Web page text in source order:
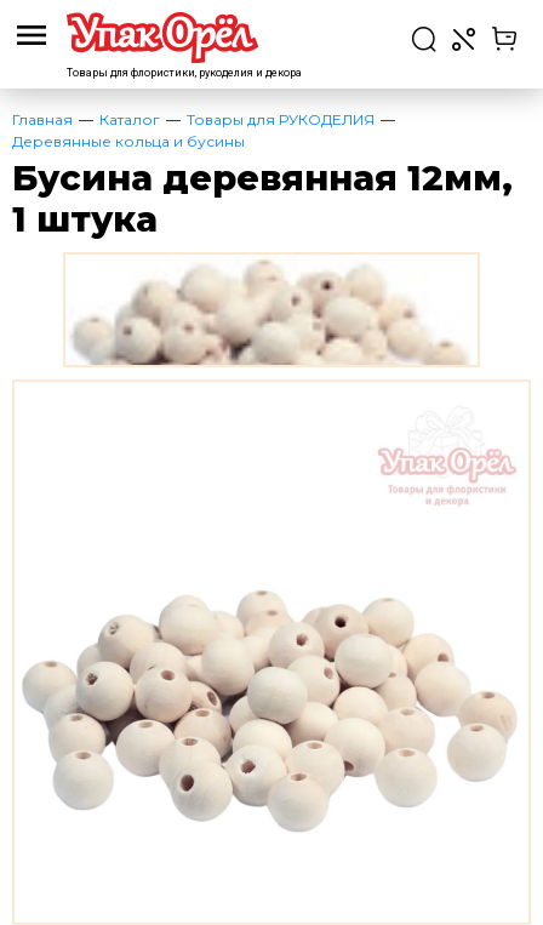
Товары для флористики, рукоделия и декора
Главная Каталог
Товары для РУКОДЕЛИЯ
Деревянные кольца и бусины
Бусина деревянная 12мм,
1 штука